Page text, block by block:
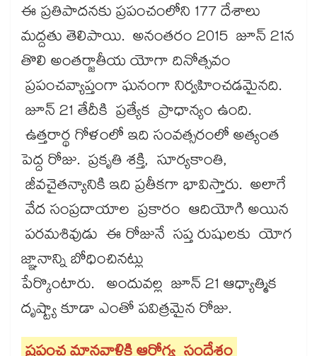
ఈ ప్రతిపాదనకు ప్రపంచంలోని 177 దేశాలు
మద్దతు తెలిపాయి. అనంతరం 2015 జూన్ 21న
తొలి అంతర్జాతీయ యోగా దినోత్సవం
ప్రపంచవ్యాప్తంగా ఘనంగా నిర్వహించడమైనది.
జూన్ 21 తేదీకి ప్రత్యేక ప్రాధాన్యం ఉంది.
ఉత్తరార్థ గోళంలో ఇది సంవత్సరంలో అత్యంత
పెద్ద రోజు. ప్రకృతి శక్తి, సూర్యకాంతి,
జీవచైతన్యానికి ఇది ప్రతీకగా భావిస్తారు. అలాగే
వేద సంప్రదాయాల ప్రకారం ఆదియోగి అయిన
పరమశివుడు ఈ రోజునే సప్త రుషులకు యోగ
జ్ఞానాన్ని బోధించినట్లు
పేర్కొంటారు. అందువల్ల జూన్ 21 ఆధ్యాత్మిక
దృష్ట్యా కూడా ఎంతో పవిత్రమైన రోజు.